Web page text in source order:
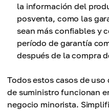
la información del
posventa, como las
sean más confiables y
período de garantía
después de la compra
Todos estos casos de
de suministro funcionan
negocio minorista.